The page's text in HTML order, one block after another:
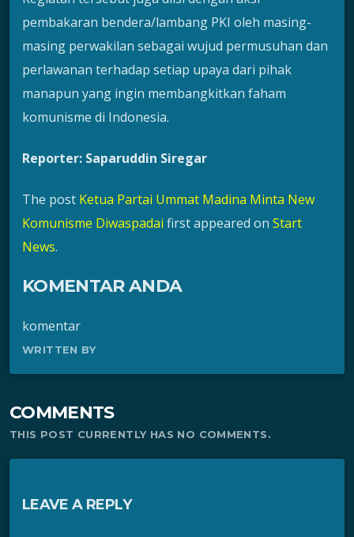
pembakaran bendera/lambang PKI oleh masing-
masing perwakilan sebagai wujud permusuhan dan
perlawanan terhadap setiap upaya dari pihak
manapun yang ingin membangkitkan faham
komunisme di Indonesia.
Reporter: Saparuddin Siregar
The post Ketua Partai Ummat Madina Minta New
Komunisme Diwaspadai first appeared on Start
News.
KOMENTAR ANDA
komentar
WRITTEN BY
COMMENTS
THIS POST CURRENTLY HAS NO COMMENTS.
LEAVE A REPLY